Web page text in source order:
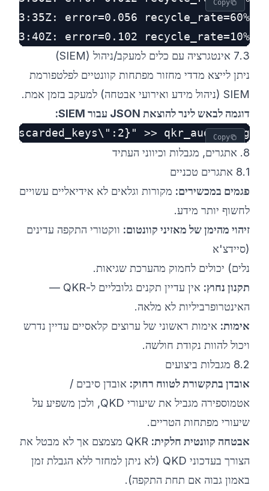
error=0.102 recycle_rate=10%
Copy
7.3 אינטגרציה עם כלים למעקב/ניהול (SIEM)
ניתן לייצא מדדי מחזור מפתחות קוונטיים לפלטפורמת
SIEM (ניהול מידע ואירועי אבטחה) למעקב בזמן אמת.
דוגמה לבאש לינר להוצאת JSON עבור SIEM:
>> qkr_audit.log
Copy
8. אתגרים, מגבלות וכיווני העתיד
8.1 אתגרים טכניים
פגמים במכשירים: מקורות וגלאים לא אידיאליים עשויים
לחשוף יותר מידע.
זיהוי מהימן של מאזיני קוונטום: ווקטורי התקפה עדינים
(סיידצ'א
נלים) יכולים לחמוק מהערכת שגיאות.
תקנון נחוץ:
אין עדיין תקנים גלובליים ל-QKR —
האינטרופרביליות לא מלאה.
אימות: אימות ראשוני של ערוצים קלאסיים עדיין נדרש
ויכול להוות נקודת חולשה.
8.2 מגבלות ביצועים
אובדן בתקשורת לטווח רחוק: אובדן סיבים /
אטמוספירה מגביל את שיעורי QKD, ולכן משפיע על
שיעורי מפתחות הטריים.
אבטחה קוונטית חלקית:
QKR מצמצם אך לא מבטל את
הצורך בעדכוני QKD (לא ניתן למחזר ללא הגבלת זמן
באמון גבוה אם תחת התקפה).